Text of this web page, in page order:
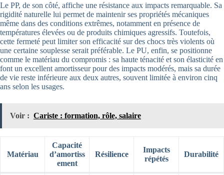
Le PP, de son côté, affiche une résistance aux impacts remarquable. Sa
rigidité naturelle lui permet de maintenir ses propriétés mécaniques
même dans des conditions extrêmes, notamment en présence de
températures élevées ou de produits chimiques agressifs. Toutefois,
cette fermeté peut limiter son efficacité sur des chocs très violents où
une certaine souplesse serait préférable. Le PU, enfin, se positionne
comme le matériau du compromis : sa haute ténacité et son élasticité en
font un excellent amortisseur pour des impacts modérés, mais sa durée
de vie reste inférieure aux deux autres, souvent limitée à environ cinq
ans selon les usages.
Voir : Cariste : formation, rôle, salaire
Matériau
Capacité
d’amortiss
ement
Résilience
Impacts
répétés
Durabilité